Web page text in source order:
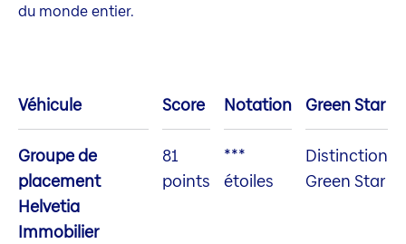
du monde entier.
Véhicule Score Notation Green Star
Groupe de
placement
Helvetia
Immobilier
81
points
***
étoiles
Distinction
Green Star